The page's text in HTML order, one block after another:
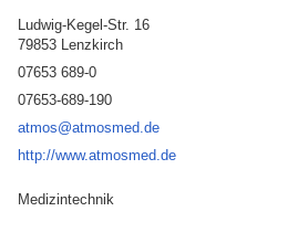
Ludwig-Kegel-Str. 16
79853 Lenzkirch
07653 689-0
07653-689-190
atmos@atmosmed.de
http://www.atmosmed.de
Medizintechnik